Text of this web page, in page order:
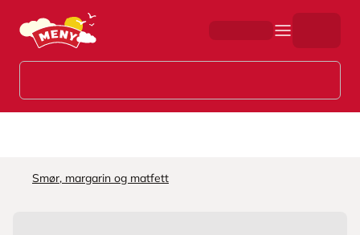
Hopp til hovedinnhold
Smør, margarin og matfett